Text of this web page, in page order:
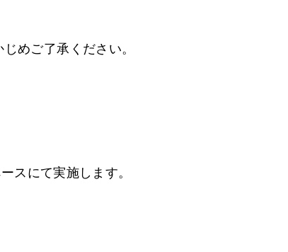
めご了承ください。
スにて実施します。